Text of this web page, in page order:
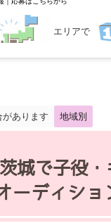
エリアで
探す
あります 地域別
城で子役
ーディショ